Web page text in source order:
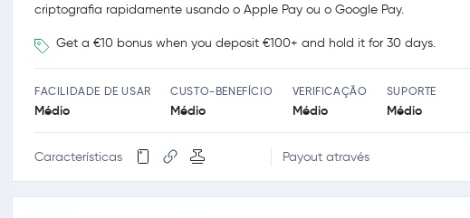
criptografia rapidamente usando o Apple Pay ou o Google Pay.
Get a €10 bonus when you deposit €100+ and hold it for 30 days.
FACILIDADE DE USAR
Médio
CUSTO-BENEFÍCIO
Médio
VERIFICAÇÃO
Médio
SUPORTE
Médio
Características Payout através